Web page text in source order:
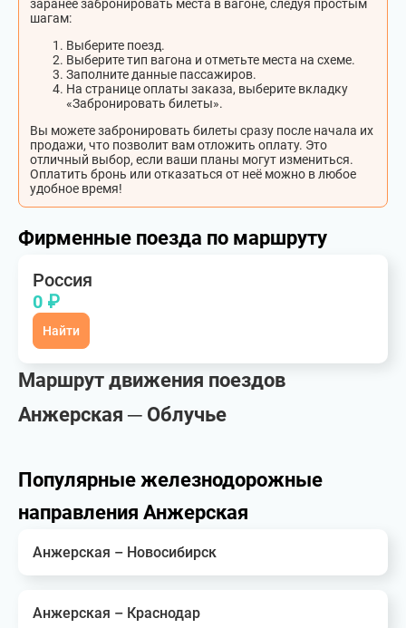
заранее забронировать места в вагоне, следуя простым
шагам:
Выберите поезд.
Выберите тип вагона и отметьте места на схеме.
Заполните данные пассажиров.
На странице оплаты заказа, выберите вкладку
«Забронировать билеты».
Вы можете забронировать билеты сразу после начала их
продажи, что позволит вам отложить оплату. Это
отличный выбор, если ваши планы могут измениться.
Оплатить бронь или отказаться от неё можно в любое
удобное время!
Фирменные поезда по маршруту
Россия
0 ₽
Найти
Маршрут движения поездов
Анжерская ─ Облучье
Популярные железнодорожные
направления Анжерская
Анжерская – Новосибирск
Анжерская – Краснодар